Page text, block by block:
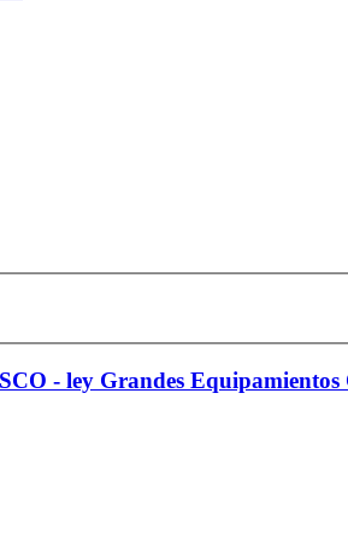
- ley Grandes Equipamientos